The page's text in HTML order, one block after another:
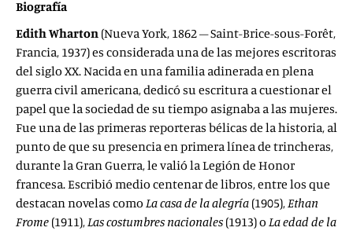
Biografía
Edith Wharton (Nueva York, 1862 – Saint-Brice-sous-Forêt,
Francia, 1937) es considerada una de las mejores escritoras
del siglo XX. Nacida en una familia adinerada en plena
guerra civil americana, dedicó su escritura a cuestionar el
papel que la sociedad de su tiempo asignaba a las mujeres.
Fue una de las primeras reporteras bélicas de la historia, al
punto de que su presencia en primera línea de trincheras,
durante la Gran Guerra, le valió la Legión de Honor
francesa. Escribió medio centenar de libros, entre los que
destacan novelas como La casa de la alegría (1905), Ethan
Frome (1911), Las costumbres nacionales (1913) o La edad de la